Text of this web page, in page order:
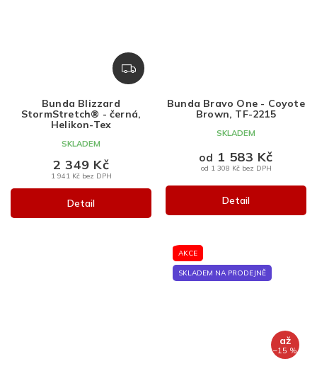
Z
D
R
Bunda Blizzard
StormStretch® - černá,
Helikon-Tex
SKLADEM
1 941 Kč bez DPH
2 349 Kč
Detail
Bunda Bravo One - Coyote
Brown, TF-2215
SKLADEM
od 1 308 Kč bez DPH
od 1 583 Kč
Detail
AKCE
SKLADEM NA PRODEJNĚ
až
–15 %